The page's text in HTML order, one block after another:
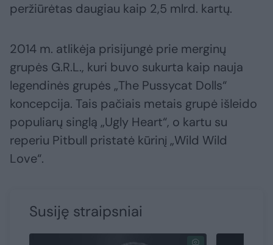
peržiūrėtas daugiau kaip 2,5 mlrd. kartų.
2014 m. atlikėja prisijungė prie merginų
grupės G.R.L., kuri buvo sukurta kaip nauja
legendinės grupės „The Pussycat Dolls“
koncepcija. Tais pačiais metais grupė išleido
populiarų singlą „Ugly Heart“, o kartu su
reperiu Pitbull pristatė kūrinį „Wild Wild
Love“.
Susiję straipsniai